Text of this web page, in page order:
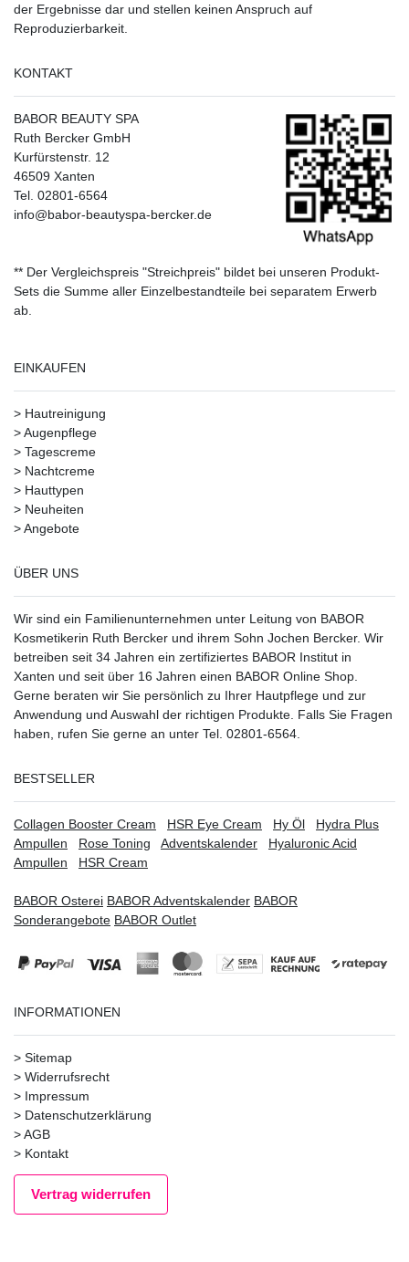
der Ergebnisse dar und stellen keinen Anspruch auf
Reproduzierbarkeit.
KONTAKT
BABOR BEAUTY SPA
Ruth Bercker GmbH
Kurfürstenstr. 12
46509 Xanten
Tel. 02801-6564
info@babor-beautyspa-bercker.de
** Der Vergleichspreis "Streichpreis" bildet bei unseren Produkt-
Sets die Summe aller Einzelbestandteile bei separatem Erwerb
ab.
EINKAUFEN
> Hautreinigung
>Augenpflege
> Tagescreme
> Nachtcreme
> Hauttypen
> Neuheiten
>Angebote
ÜBER UNS
Wir sind ein Familienunternehmen unter Leitung von BABOR
Kosmetikerin Ruth Bercker und ihrem Sohn Jochen Bercker. Wir
betreiben seit 34 Jahren ein zertifiziertes BABOR Institut in
Xanten und seit über 16 Jahren einen BABOR Online Shop.
Gerne beraten wir Sie persönlich zu Ihrer Hautpflege und zur
Anwendung und Auswahl der richtigen Produkte. Falls Sie Fragen
haben, rufen Sie gerne an unter Tel. 02801-6564.
BESTSELLER
Collagen Booster Cream HSR Eye Cream Hy Öl
Hydra Plus
Ampullen
Rose Toning Adventskalender
Hyaluronic Acid
Ampullen
HSR Cream
BABOR Osterei BABOR Adventskalender BABOR
Sonderangebote BABOR Outlet
INFORMATIONEN
> Sitemap
> Widerrufsrecht
> Impressum
> Datenschutzerklärung
>AGB
> Kontakt
Vertrag widerrufen